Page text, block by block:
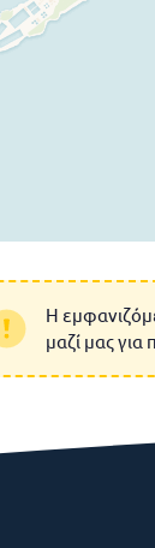
Η
μαζί μας